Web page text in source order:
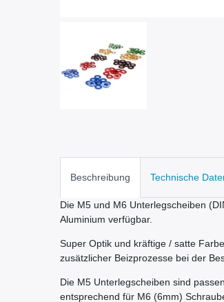
Beschreibung Technische
Die M5 und M6 Unterlegscheiben
Aluminium verfügbar.
Super Optik und kräftige / satte
zusätzlicher Beizprozesse bei der
Die M5 Unterlegscheiben sind
entsprechend für M6 (6mm)